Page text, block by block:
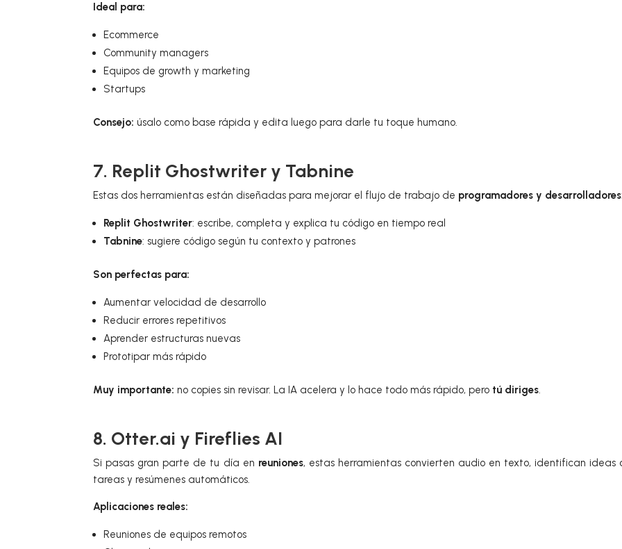
Ideal para:
Ecommerce
Community managers
Equipos de growth y marketing
Startups
Consejo: úsalo como base rápida y edita luego para darle tu toque humano.
7. Replit Ghostwriter y Tabnine
Estas dos herramientas están diseñadas para mejorar el flujo de trabajo de programadores y desarrolladores
Replit Ghostwriter: escribe, completa y explica tu código en tiempo real
Tabnine: sugiere código según tu contexto y patrones
Son perfectas para:
Aumentar velocidad de desarrollo
Reducir errores repetitivos
Aprender estructuras nuevas
Prototipar más rápido
Muy importante: no copies sin revisar. La IA acelera y lo hace todo más rápido, pero tú diriges.
8. Otter.ai y Fireflies AI
Si pasas gran parte de tu día en reuniones, estas herramientas convierten audio en texto, identifican ideas
tareas y resúmenes automáticos.
Aplicaciones reales:
Reuniones de equipos remotos